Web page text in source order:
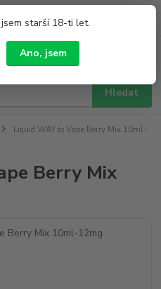
starší 18-ti let.
Ano, jsem
Hledat
Liquid WAY to Vape Berry Mix 10ml-
Berry Mix